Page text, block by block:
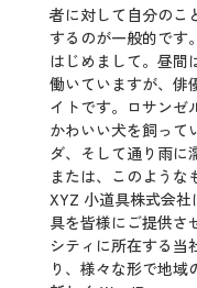
クローズア
先輩社員の声
2027年3月卒業予
ぐんま就活ナビ
者に対して自分のこ
するのが一般的です
はじめまして。昼間
働いていますが、俳
イトです。ロサンゼ
かわいい犬を飼って
ダ、そして通り雨に
または、このような
XYZ 小道具株式会社
具を皆様にご提供さ
シティに所在する当
り、様々な形で地域